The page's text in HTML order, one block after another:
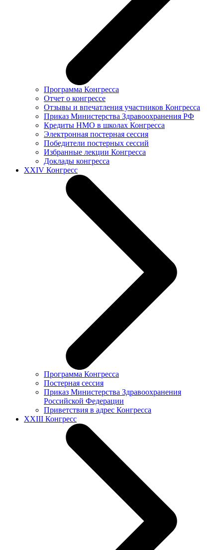
Программа Конгресса
Отчет о конгрессе
Отзывы и впечатления участников Конгресса
Приказ Министерства Здравоохранения РФ
Кредиты НМО в школах Конгресса
Электронная постерная сессия
Победители постерных сессий
Избранные лекции Конгресса
Доклады конгресса
XXIV Конгресс
Программа Конгресса
Постерная сессия
Приказ Министерства Здравоохранения
Российской Федерации
Приветствия в адрес Конгресса
XXIII Конгресс